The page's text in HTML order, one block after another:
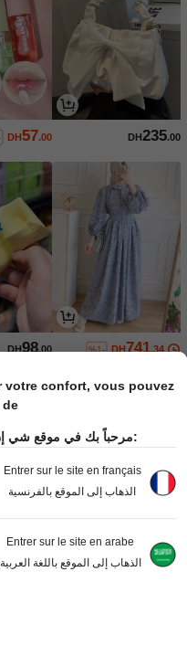
DH235.00
DH57.00
DH741.34
%1-
DH98.00
DH 270.00
DH 511.00
votre confort, vous pouvez
:
مرحباً بك في موقع شي إن المغرب، لراحتك، يمكنك اختيار:
Entrer sur le site en français
الذهاب إلى الموقع بالفرنسية
Entrer sur le site en arabe
الذهاب إلى الموقع باللغة العربية